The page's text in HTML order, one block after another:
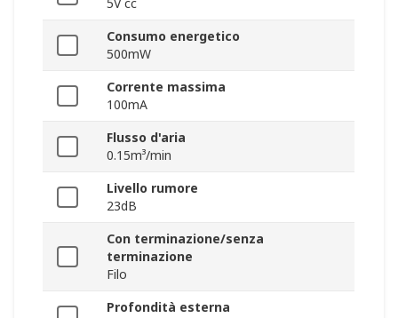
5V cc
Consumo energetico
500mW
Corrente massima
100mA
Flusso d'aria
0.15m³/min
Livello rumore
23dB
Con terminazione/senza
terminazione
Filo
Profondità esterna